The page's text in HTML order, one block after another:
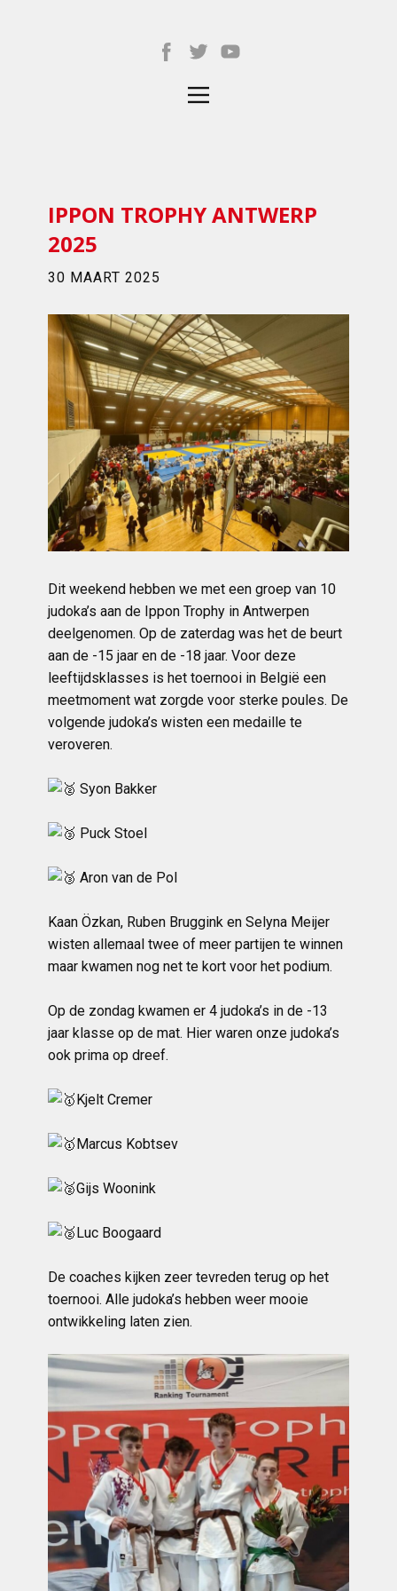
IPPON TROPHY ANTWERP
2025
30 MAART 2025
Dit weekend hebben we met een groep van 10
judoka’s aan de Ippon Trophy in Antwerpen
deelgenomen. Op de zaterdag was het de beurt
aan de -15 jaar en de -18 jaar. Voor deze
leeftijdsklasses is het toernooi in België een
meetmoment wat zorgde voor sterke poules. De
volgende judoka’s wisten een medaille te
veroveren.
Syon Bakker
Puck Stoel
Aron van de Pol
Kaan Özkan, Ruben Bruggink en Selyna Meijer
wisten allemaal twee of meer partijen te winnen
maar kwamen nog net te kort voor het podium.
Op de zondag kwamen er 4 judoka’s in de -13
jaar klasse op de mat. Hier waren onze judoka’s
ook prima op dreef.
Kjelt Cremer
Marcus Kobtsev
Gijs Woonink
Luc Boogaard
De coaches kijken zeer tevreden terug op het
toernooi. Alle judoka’s hebben weer mooie
ontwikkeling laten zien.